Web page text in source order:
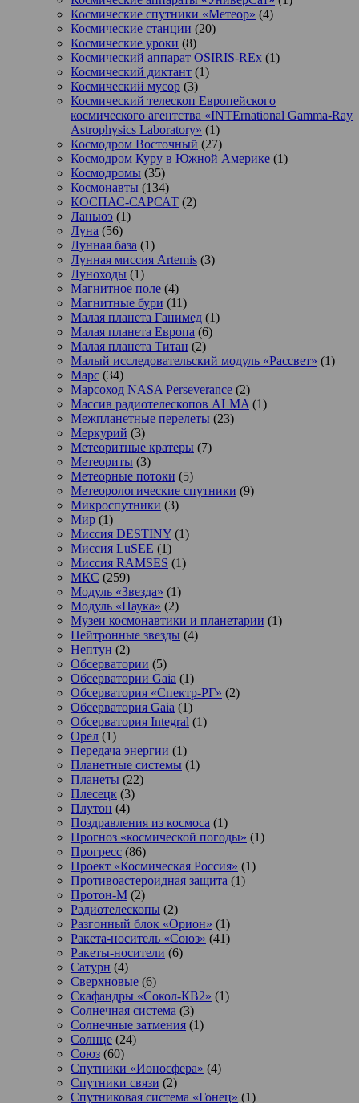
Космические спутники «Метеор» (4)
Космические станции (20)
Космические уроки (8)
Космический аппарат OSIRIS-REx (1)
Космический диктант (1)
Космический мусор (3)
Космический телескоп Европейского
космического агентства «INTErnational Gamma-Ray
Astrophysics Laboratory» (1)
Космодром Восточный (27)
Космодром Куру в Южной Америке (1)
Космодромы (35)
Космонавты (134)
КОСПАС-САРСАТ (2)
Ланьюэ (1)
Луна (56)
Лунная база (1)
Лунная миссия Artemis (3)
Луноходы (1)
Магнитное поле (4)
Магнитные бури (11)
Малая планета Ганимед (1)
Малая планета Европа (6)
Малая планета Титан (2)
Малый исследовательский модуль «Рассвет» (1)
Марс (34)
Марсоход NASA Perseverance (2)
Массив радиотелескопов ALMA (1)
Межпланетные перелеты (23)
Меркурий (3)
Метеоритные кратеры (7)
Метеориты (3)
Метеорные потоки (5)
Метеорологические спутники (9)
Микроспутники (3)
Мир (1)
Миссия DESTINY (1)
Миссия LuSEE (1)
Миссия RAMSES (1)
МКС (259)
Модуль «Звезда» (1)
Модуль «Наука» (2)
Музеи космонавтики и планетарии (1)
Нейтронные звезды (4)
Нептун (2)
Обсерватории (5)
Обсерватории Gaia (1)
Обсерватория «Спектр-РГ» (2)
Обсерватория Gaia (1)
Обсерватория Integral (1)
Орел (1)
Передача энергии (1)
Планетные системы (1)
Планеты (22)
Плесецк (3)
Плутон (4)
Поздравления из космоса (1)
Прогноз «космической погоды» (1)
Прогресс (86)
Проект «Космическая Россия» (1)
Противоастероидная защита (1)
Протон-М (2)
Радиотелескопы (2)
Разгонный блок «Орион» (1)
Ракета-носитель «Союз» (41)
Ракеты-носители (6)
Сатурн (4)
Сверхновые (6)
Скафандры «Сокол-КВ2» (1)
Солнечная система (3)
Солнечные затмения (1)
Солнце (24)
Союз (60)
Спутники «Ионосфера» (4)
Спутники связи (2)
Спутниковая система «Гонец» (1)